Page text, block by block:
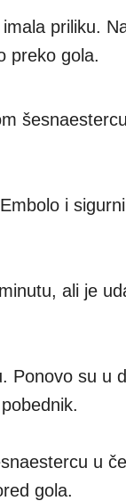
priliku.
preko gola.
i
ali je
Ponovo su u
u
gola.